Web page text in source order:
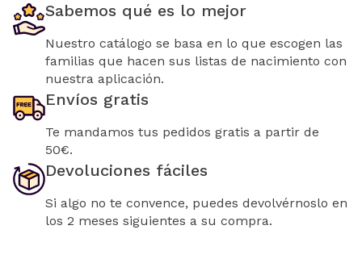
Sabemos qué es lo mejor
Nuestro catálogo se basa en lo que escogen las
familias que hacen sus listas de nacimiento con
nuestra aplicación.
Envíos gratis
Te mandamos tus pedidos gratis a partir de
50€.
Devoluciones fáciles
Si algo no te convence, puedes devolvérnoslo en
los 2 meses siguientes a su compra.